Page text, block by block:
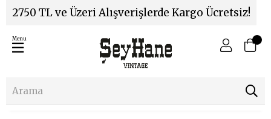
2750 TL ve Üzeri Alışverişlerde Kargo Ücretsiz!
Menu